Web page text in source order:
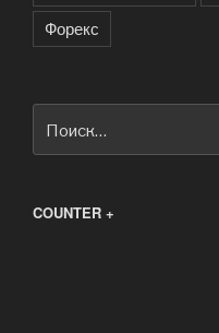
Форекс
COUNTER +